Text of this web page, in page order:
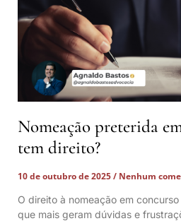
Nomeação preterida
tem direito?
10 de outubro de 2025
Nenhum
O direito à nomeação em
que mais geram dúvidas e